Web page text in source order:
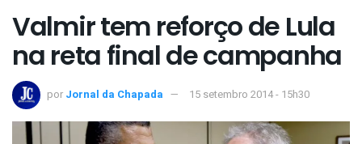
Valmir tem reforço de Lula
na reta final de campanha
por Jornal da Chapada 15 setembro 2014 - 15h30